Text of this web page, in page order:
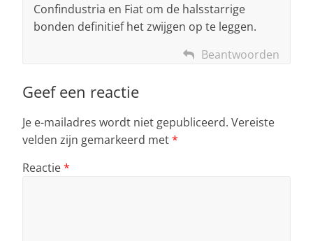
Confindustria en Fiat om de halsstarrige
bonden definitief het zwijgen op te leggen.
Beantwoorden
Geef een reactie
Je e-mailadres wordt niet gepubliceerd. Vereiste
velden zijn gemarkeerd met*
Reactie*